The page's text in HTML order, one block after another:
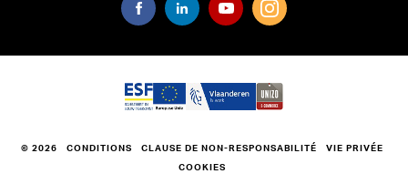
© 2026 CONDITIONS CLAUSE DE NON-RESPONSABILITÉ VIE PRIVÉE
COOKIES